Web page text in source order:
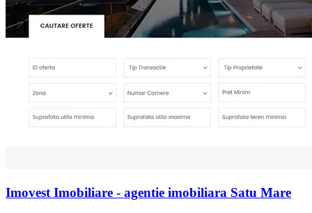
Imovest Imobiliare - agentie imobiliara Satu Mare